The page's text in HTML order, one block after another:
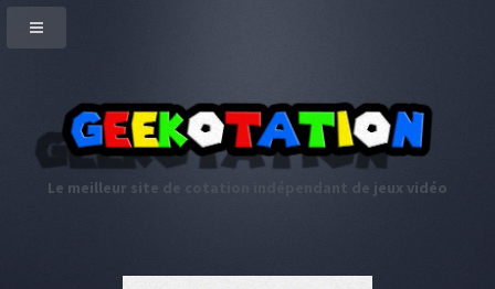
Le meilleur site de cotation indépendant de jeux vidéo